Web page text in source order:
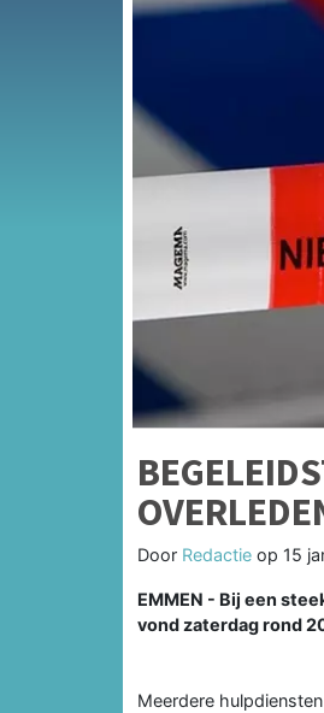
Door Redactie op 15
EMMEN - Bij een
vond zaterdag rond
Meerdere